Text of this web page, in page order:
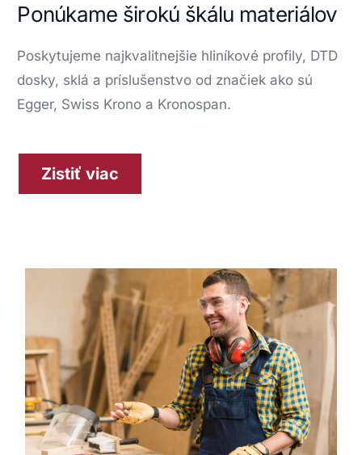
Ponúkame širokú škálu materiálov
Poskytujeme najkvalitnejšie hliníkové profily, DTD
dosky, sklá a príslušenstvo od značiek ako sú
Egger, Swiss Krono a Kronospan.
Zistiť viac